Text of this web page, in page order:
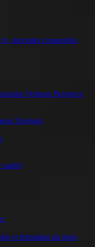
enceintes connectées,
Ventoux Provence
Toujours
santé)
et formation du mois